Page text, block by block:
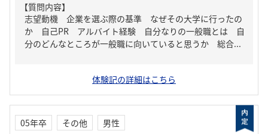
【質問内容】
志望動機 企業を選ぶ際の基準 なぜその大学に行ったの
か 自己PR アルバイト経験 自分なりの一般職とは 自
分のどんなところが一般職に向いていると思うか 総合...
体験記の詳細はこちら
05年卒 その他
男性